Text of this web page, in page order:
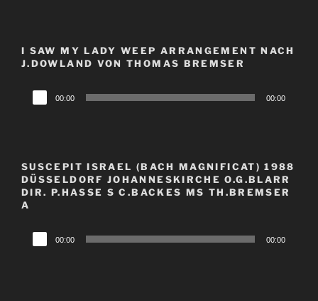
I SAW MY LADY WEEP ARRANGEMENT NACH
J.DOWLAND VON THOMAS BREMSER
Audio-
Player
00:00 00:00
SUSCEPIT ISRAEL (BACH MAGNIFICAT) 1988
DÜSSELDORF JOHANNESKIRCHE O.G.BLARR
DIR. P.HASSE S C.BACKES MS TH.BREMSER
A
Audio-
Player
00:00 00:00